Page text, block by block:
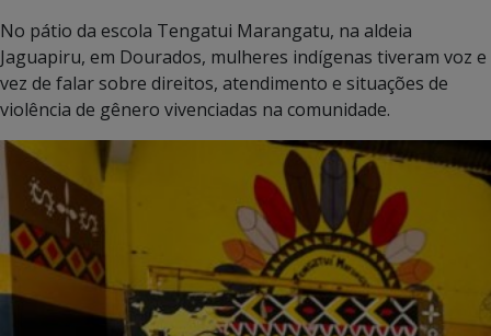
No pátio da escola Tengatui Marangatu, na aldeia
Jaguapiru, em Dourados, mulheres indígenas tiveram voz e
vez de falar sobre direitos, atendimento e situações de
violência de gênero vivenciadas na comunidade.